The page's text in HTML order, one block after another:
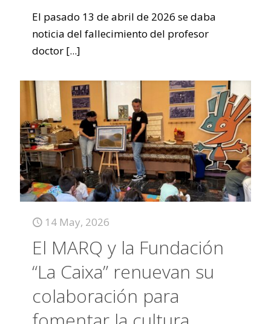
El pasado 13 de abril de 2026 se daba
noticia del fallecimiento del profesor
doctor [...]
14 May, 2026
El MARQ y la Fundación
“La Caixa” renuevan su
colaboración para